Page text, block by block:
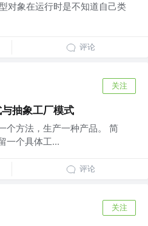
对象在运行时是不知道自己类
评论
关注
抽象工厂模式
个方法，生产一种产品。 简
一个具体工...
评论
关注